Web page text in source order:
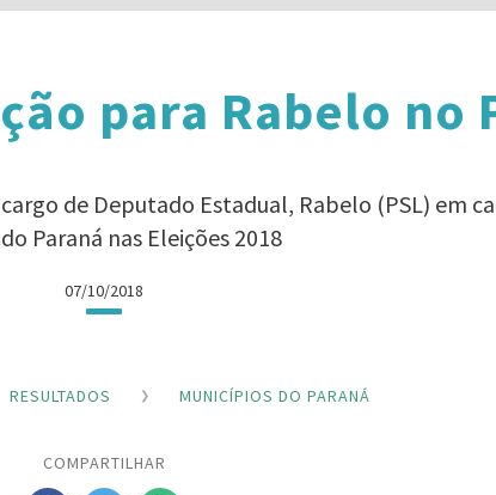
para Rabelo no
de Deputado Estadual, Rabelo (PSL) em
Paraná nas Eleições 2018
07/10/2018
RESULTADOS MUNICÍPIOS DO PARANÁ
COMPARTILHAR